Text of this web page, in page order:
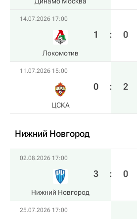
14.07.2026 17:00
Локомотив
1 : 0
11.07.2026 15:00
ЦСКА
0 : 2
Нижний Новгород
02.08.2026 17:00
Нижний Новгород
3 : 0
25.07.2026 17:00